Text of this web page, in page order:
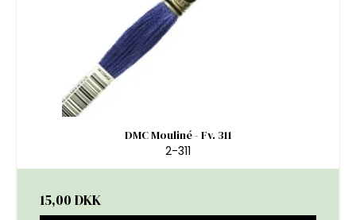
DMC Mouliné - Fv. 311
2-311
15,00 DKK